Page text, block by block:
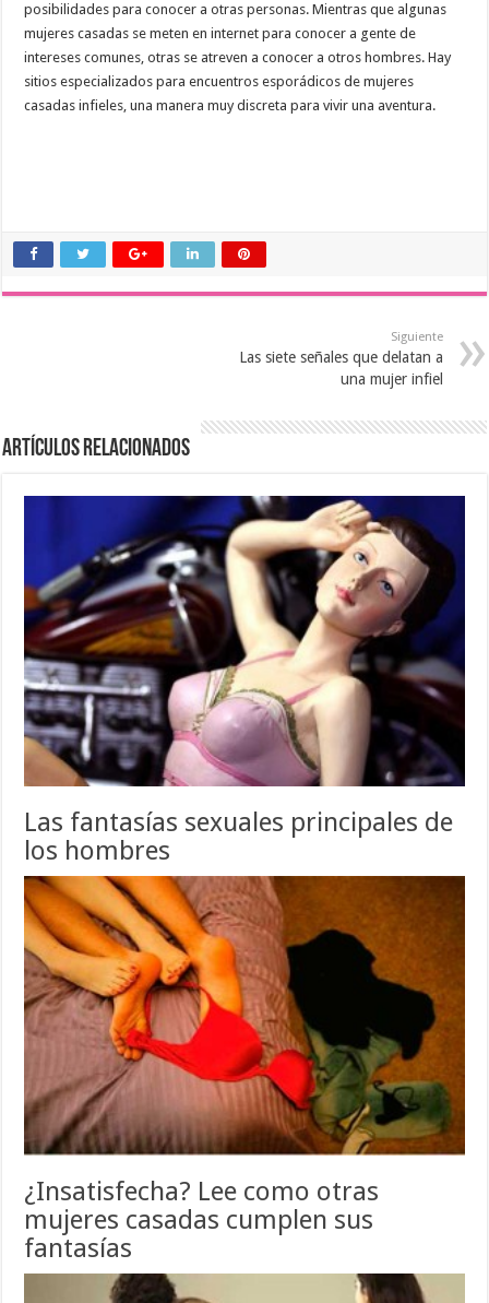
posibilidades para conocer a otras personas. Mientras que algunas
mujeres casadas se meten en internet para conocer a gente de
intereses comunes, otras se atreven a conocer a otros hombres. Hay
sitios especializados para encuentros esporádicos de mujeres
casadas infieles, una manera muy discreta para vivir una aventura.
Siguiente
Las siete señales que delatan a
una mujer infiel
Artículos relacionados
Las fantasías sexuales principales de
los hombres
¿Insatisfecha? Lee como otras
mujeres casadas cumplen sus
fantasías